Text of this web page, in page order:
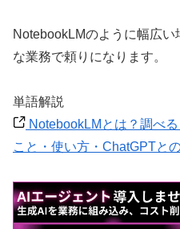
NotebookLMのように幅広
な業務で頼りになります。
単語解説
NotebookLMとは？調べ
こと・使い方・ChatGPTと